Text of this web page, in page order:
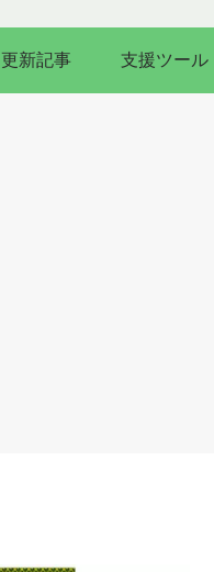
更新記事 支援ツール